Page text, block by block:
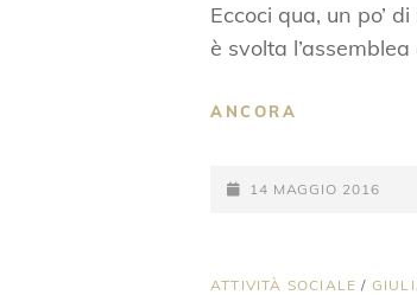
Eccoci qua, un po’
è svolta
ANCORA
NUOVO?
POSTED-
14 MAGGIO 2016
CAT
ATTIVITÀ SOCIALE /